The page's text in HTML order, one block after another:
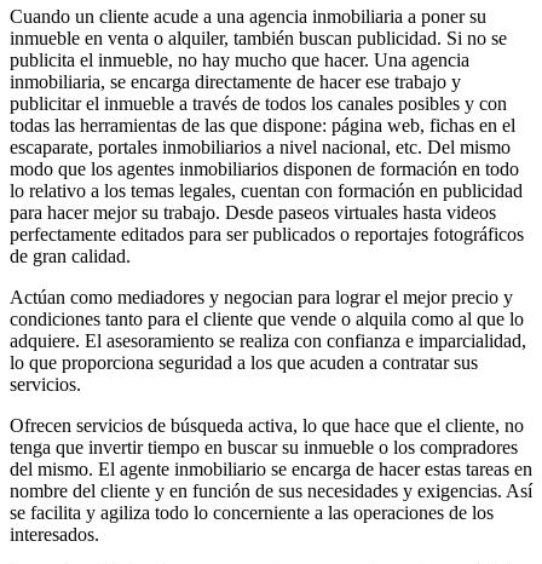
Cuando un cliente acude a una agencia inmobiliaria a poner su
inmueble en venta o alquiler, también buscan publicidad. Si no se
publicita el inmueble, no hay mucho que hacer. Una agencia
inmobiliaria, se encarga directamente de hacer ese trabajo y
publicitar el inmueble a través de todos los canales posibles y con
todas las herramientas de las que dispone: página web, fichas en el
escaparate, portales inmobiliarios a nivel nacional, etc. Del mismo
modo que los agentes inmobiliarios disponen de formación en todo
lo relativo a los temas legales, cuentan con formación en publicidad
para hacer mejor su trabajo. Desde paseos virtuales hasta videos
perfectamente editados para ser publicados o reportajes fotográficos
de gran calidad.
Actúan como mediadores y negocian para lograr el mejor precio y
condiciones tanto para el cliente que vende o alquila como al que lo
adquiere. El asesoramiento se realiza con confianza e imparcialidad,
lo que proporciona seguridad a los que acuden a contratar sus
servicios.
Ofrecen servicios de búsqueda activa, lo que hace que el cliente, no
tenga que invertir tiempo en buscar su inmueble o los compradores
del mismo. El agente inmobiliario se encarga de hacer estas tareas en
nombre del cliente y en función de sus necesidades y exigencias. Así
se facilita y agiliza todo lo concerniente a las operaciones de los
interesados.